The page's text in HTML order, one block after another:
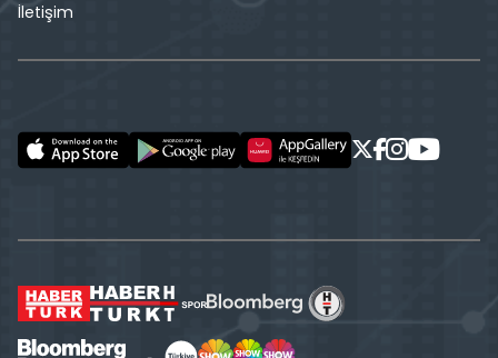
İletişim